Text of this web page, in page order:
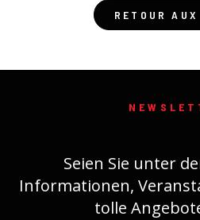
RETOUR
Seien Sie unter
Informationen,
tolle